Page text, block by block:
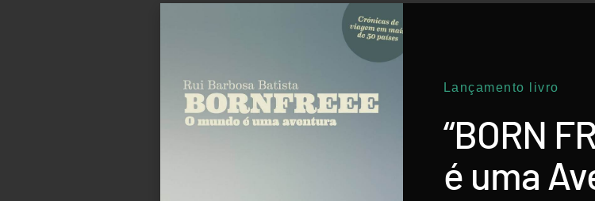
Esmague as batatas grosseiramente com um garfo e adicione
Mexer em suficiente do caldo reservado para humedecer
Disponha 1 unidade de massa numa tarteira, adicione a
outra unidade de massa para tapar o recipiente. Pode cortar a
algumas formas e dispor no topo.
Misture o ovo, o leite e pincele. Corte algumas fendas no topo
Lançamento livro
“BORN
é uma